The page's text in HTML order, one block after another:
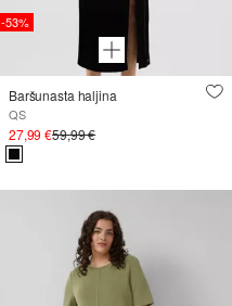
-53%
Baršunasta haljina
QS
27,99 €59,99 €